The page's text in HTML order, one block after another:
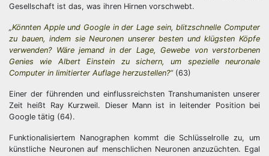
Gesellschaft ist das, was ihren Hirnen vorschwebt.
„Könnten Apple und Google in der Lage sein, blitzschnelle Computer
zu bauen, indem sie Neuronen unserer besten und klügsten Köpfe
verwenden? Wäre jemand in der Lage, Gewebe von verstorbenen
Genies wie Albert Einstein zu sichern, um spezielle neuronale
Computer in limitierter Auflage herzustellen?“(63)
Einer der führenden und einflussreichsten Transhumanisten unserer
Zeit heißt Ray Kurzweil. Dieser Mann ist in leitender Position bei
Google tätig (64).
Funktionalisiertem Nanographen kommt die Schlüsselrolle zu, um
künstliche Neuronen auf menschlichen Neuronen anzuzüchten. Egal